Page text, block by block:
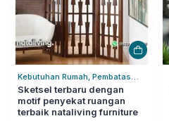
Kebutuhan Rumah, Pembatas
Ruangan, Rumah Tangga
Sketsel terbaru dengan
motif penyekat ruangan
terbaik nataliving furniture